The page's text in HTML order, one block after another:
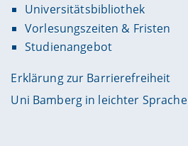
Universitätsbibliothek
Vorlesungszeiten & Fristen
Studienangebot
Erklärung zur Barrierefreiheit
Uni Bamberg in leichter Sprache